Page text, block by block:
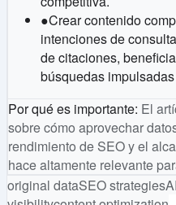
●Crear contenido
intenciones de
de citaciones,
búsquedas
Por qué es importante: El
sobre cómo aprovechar
rendimiento de SEO y el
hace altamente relevante
original dataSEO strategies